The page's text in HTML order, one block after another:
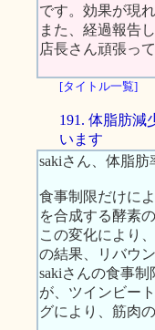
です。効果が現
また、経過報告し
店長さん頑張って
[タイトル一覧]
191. 体脂肪減
います
sakiさん、体脂
食事制限だけに
を合成する酵素
この変化により
の結果、リバウ
sakiさんの食事
が、ツインビー
グにより、筋肉